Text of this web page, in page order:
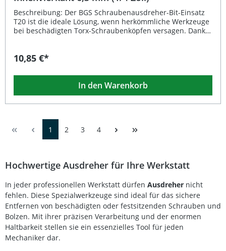
Beschreibung: Der BGS Schraubenausdreher-Bit-Einsatz
T20 ist die ideale Lösung, wenn herkömmliche Werkzeuge
bei beschädigten Torx-Schraubenköpfen versagen. Dank
Einsatz ein effizientes und sicheres Herausdrehen von
Innenvierkant-Antrieb mit 6,3 mm (1/4 Zoll) sorgt für eine
optimale Kraftübertragung und hohe Präzision beim
Arbeiten. Gefertigt aus hochwertigem Chrom-Vanadium-
Stahl (S2) und mit einer verchromten, matten Oberfläche
Langlebigkeit und Korrosionsbeständigkeit. Er eignet sich
perfekt für den manuellen Einsatz und wird auf einer
praktischen Metallschiene geliefert. Ideal zum Entfernen
Schneiden Hergestellt aus Chrom-Vanadium-Stahl (S2) für
optimalen Korrosionsschutz Innenvierkant-Antrieb 6,3 mm
(1/4 Zoll) – für präzise Handbetätigung Lieferumfang: 1x
BGS Schraubenausdreher-Bit-Einsatz T20 1x
Metallschiene zur Aufbewahrung
10,85 €*
In den Warenkorb
1 2 3 4
Hochwertige Ausdreher für Ihre Werkstatt
In jeder professionellen Werkstatt dürfen Ausdreher nicht
fehlen. Diese Spezialwerkzeuge sind ideal für das sichere
Entfernen von beschädigten oder festsitzenden Schrauben und
Bolzen. Mit ihrer präzisen Verarbeitung und der enormen
Haltbarkeit stellen sie ein essenzielles Tool für jeden
Mechaniker dar.